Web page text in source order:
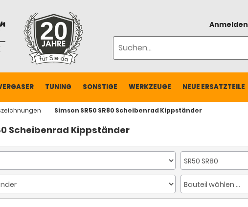
Anmelden
TUNING SONSTIGE WERKZEUGE NEUE ERSATZTEILE
Simson SR50 SR80 Scheibenrad Kippständer
Scheibenrad Kippständer